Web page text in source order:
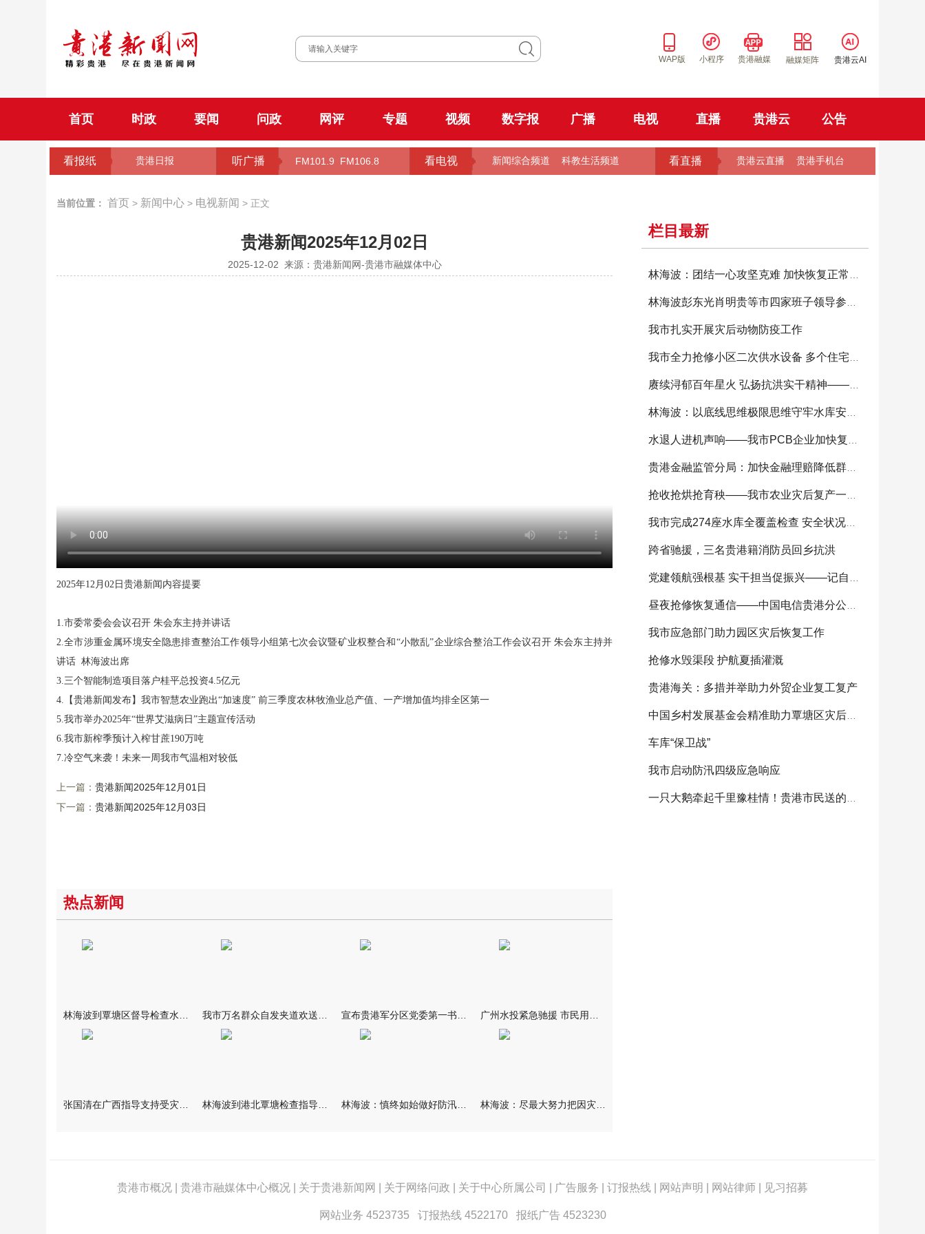
WAP版 小程序 贵港融媒 融媒矩阵 贵港云AI
首页 时政 要闻 问政 网评 专题 视频 数字报 广播 电视 直播 贵港云 公告
看报纸 贵港日报 听广播 FM101.9 FM106.8 看电视 新闻综合频道 科教生活频道 看直播 贵港云直播 贵港手机台
当前位置： 首页 > 新闻中心 > 电视新闻 > 正文
贵港新闻2025年12月02日
2025-12-02 来源：贵港新闻网-贵港市融媒体中心
2025年12月02日贵港新闻内容提要
1.市委常委会会议召开 朱会东主持并讲话
2.全市涉重金属环境安全隐患排查整治工作领导小组第七次会议暨矿业权整合和“小散乱”企业综合整治工作会议召开 朱会东主持并
讲话 林海波出席
3.三个智能制造项目落户桂平总投资4.5亿元
4.【贵港新闻发布】我市智慧农业跑出“加速度” 前三季度农林牧渔业总产值、一产增加值均排全区第一
5.我市举办2025年“世界艾滋病日”主题宣传活动
6.我市新榨季预计入榨甘蔗190万吨
7.冷空气来袭！未来一周我市气温相对较低
上一篇： 贵港新闻2025年12月01日
下一篇： 贵港新闻2025年12月03日
热点新闻
栏目最新
我市扎实开展灾后动物防疫工作
跨省驰援，三名贵港籍消防员回乡抗洪
我市应急部门助力园区灾后恢复工作
抢修水毁渠段 护航夏插灌溉
贵港海关：多措并举助力外贸企业复工复产
车库“保卫战”
我市启动防汛四级应急响应
贵港市概况 贵港市融媒体中心概况 关于贵港新闻网 关于网络问政 关于中心所属公司 广告服务 订报热线 网站声明 网站律师 见习招募
网站业务 4523735 订报热线 4522170 报纸广告 4523230